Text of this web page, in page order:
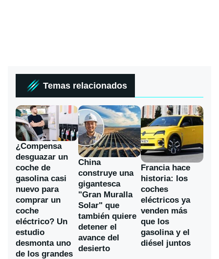
Temas relacionados
¿Compensa
desguazar un
coche de
gasolina casi
nuevo para
comprar un
coche
eléctrico? Un
estudio
desmonta uno
de los grandes
China
construye una
gigantesca
"Gran Muralla
Solar" que
también quiere
detener el
avance del
desierto
Francia hace
historia: los
coches
eléctricos ya
venden más
que los
gasolina y el
diésel juntos